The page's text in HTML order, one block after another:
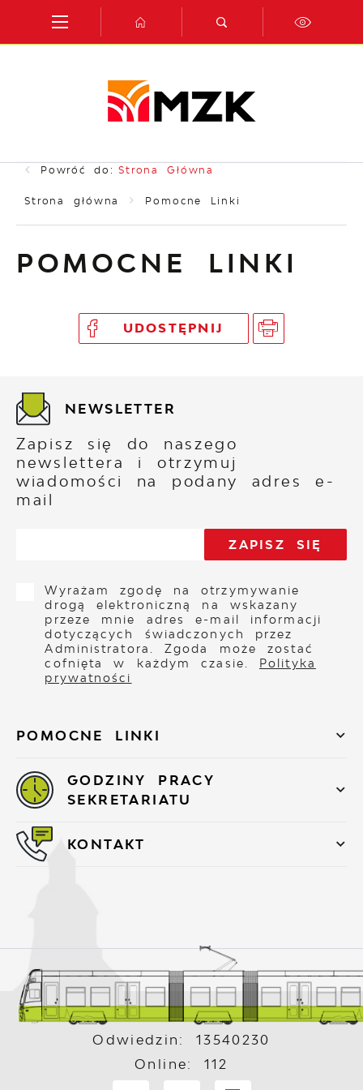
Przejdź do menu.
Przejdź do wyszukiwarki.
Przejdź do treści.
Przejdź do ustawień wielkości czcionki.
Włącz wersję kontrastową strony.
Powróć do: Strona Główna
Strona główna Pomocne Linki
POMOCNE LINKI
UDOSTĘPNIJ
POMOCNE LINKI
NEWSLETTER
Zapisz się do naszego
newslettera i otrzymuj
wiadomości na podany adres e-
mail
Wyrażam zgodę na otrzymywanie
drogą elektroniczną na wskazany
przeze mnie adres e-mail informacji
dotyczących świadczonych przez
Administratora. Zgoda może zostać
cofnięta w każdym czasie. Polityka
prywatności
GODZINY PRACY
SEKRETARIATU
KONTAKT
Odwiedzin: 13540230
Online: 112